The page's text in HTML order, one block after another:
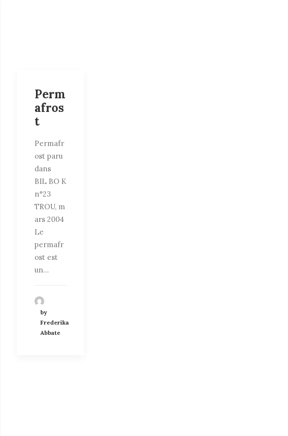
Perm
afros
t
Permafr
ost paru
dans
BIL BO K
n°23
TROU, m
ars 2004
Le
permafr
ost est
un…
by
Frederika
Abbate